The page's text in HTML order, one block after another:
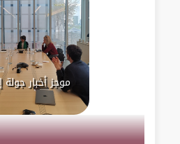
موجز أخبار جولة